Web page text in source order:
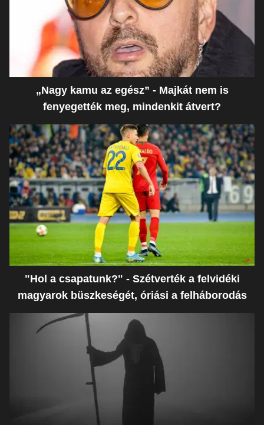
„Nagy kamu az egész” - Majkát nem is
fenyegették meg, mindenkit átvert?
"Hol a csapatunk?" - Szétverték a felvidéki
magyarok büszkeségét, óriási a felháborodás